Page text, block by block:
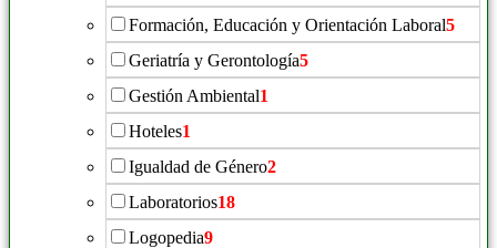
Formación, Educación y Orientación Laboral5
Geriatría y Gerontología5
Gestión Ambiental1
Hoteles1
Igualdad de Género2
Laboratorios18
Logopedia9